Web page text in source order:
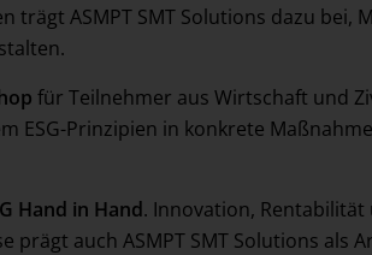
ASMPT SMT Solutions dazu
für Teilnehmer aus Wirtschaft und
ESG-Prinzipien in konkrete
Hand in Hand. Innovation,
auch ASMPT SMT Solutions